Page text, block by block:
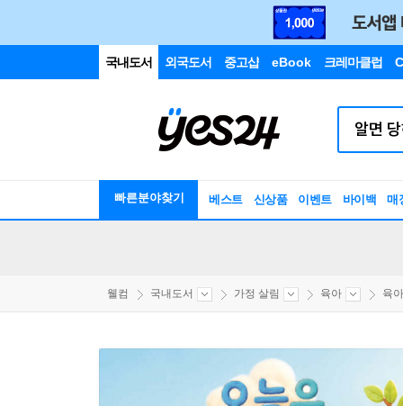
국내도서 외국도서 중고샵 eBook 크레마클럽
빠른분야찾기 베스트 신상품 이벤트 바이백 매
웰컴 국내도서 가정 살림 육아 육